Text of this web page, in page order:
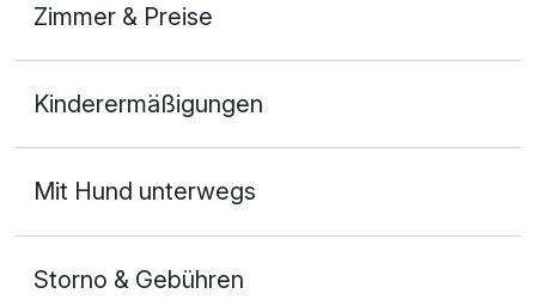
Zimmer & Preise
2 Erwachsene
Kinderermäßigungen
Mit Hund unterwegs
Storno & Gebühren